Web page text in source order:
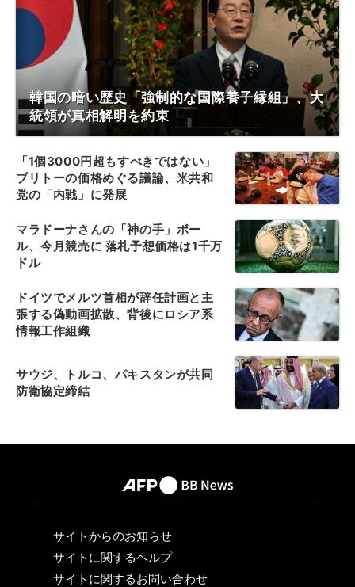
韓国の暗い歴史「強制的な国際養子縁組」、大
統領が真相解明を約束
「1個3000円超もすべきではない」
ブリトーの価格めぐる議論、米共和
党の「内戦」に発展
マラドーナさんの「神の手」ボー
ル、今月競売に 落札予想価格は1千万
ドル
ドイツでメルツ首相が辞任計画と主
張する偽動画拡散、背後にロシア系
情報工作組織
サウジ、トルコ、パキスタンが共同
防衛協定締結
サイトからのお知らせ
サイトに関するヘルプ
サイトに関するお問い合わせ